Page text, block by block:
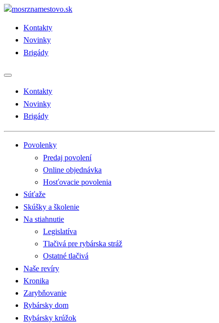
Kontakty
Novinky
Brigády
Kontakty
Novinky
Brigády
Povolenky
Predaj povolení
Online objednávka
Hosťovacie povolenia
Súťaže
Skúšky a školenie
Na stiahnutie
Legislatíva
Tlačivá pre rybárska stráž
Ostatné tlačivá
Naše revíry
Kronika
Zarybňovanie
Rybársky dom
Rybársky krúžok